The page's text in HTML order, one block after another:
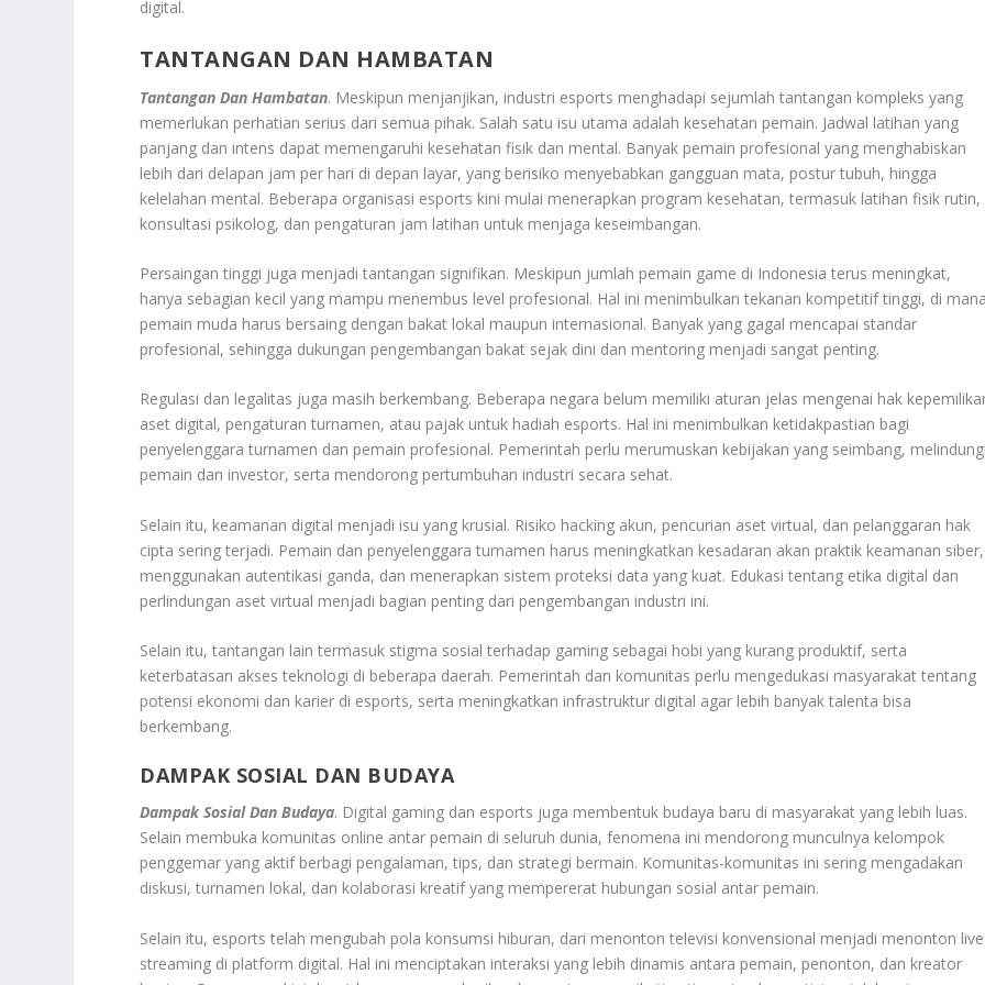
digital.
TANTANGAN DAN HAMBATAN
Tantangan Dan Hambatan. Meskipun menjanjikan, industri esports menghadapi sejumlah tantangan kompleks yang
memerlukan perhatian serius dari semua pihak. Salah satu isu utama adalah kesehatan pemain. Jadwal latihan yang
panjang dan intens dapat memengaruhi kesehatan fisik dan mental. Banyak pemain profesional yang menghabiskan
lebih dari delapan jam per hari di depan layar, yang berisiko menyebabkan gangguan mata, postur tubuh, hingga
kelelahan mental. Beberapa organisasi esports kini mulai menerapkan program kesehatan, termasuk latihan fisik rutin,
konsultasi psikolog, dan pengaturan jam latihan untuk menjaga keseimbangan.
Persaingan tinggi juga menjadi tantangan signifikan. Meskipun jumlah pemain game di Indonesia terus meningkat,
hanya sebagian kecil yang mampu menembus level profesional. Hal ini menimbulkan tekanan kompetitif tinggi, di mana
pemain muda harus bersaing dengan bakat lokal maupun internasional. Banyak yang gagal mencapai standar
profesional, sehingga dukungan pengembangan bakat sejak dini dan mentoring menjadi sangat penting.
Regulasi dan legalitas juga masih berkembang. Beberapa negara belum memiliki aturan jelas mengenai hak
aset digital, pengaturan turnamen, atau pajak untuk hadiah esports. Hal ini menimbulkan ketidakpastian bagi
penyelenggara turnamen dan pemain profesional. Pemerintah perlu merumuskan kebijakan yang seimbang, melindungi
pemain dan investor, serta mendorong pertumbuhan industri secara sehat.
Selain itu, keamanan digital menjadi isu yang krusial. Risiko hacking akun, pencurian aset virtual, dan pelanggaran hak
cipta sering terjadi. Pemain dan penyelenggara turnamen harus meningkatkan kesadaran akan praktik keamanan siber,
menggunakan autentikasi ganda, dan menerapkan sistem proteksi data yang kuat. Edukasi tentang etika digital dan
perlindungan aset virtual menjadi bagian penting dari pengembangan industri ini.
Selain itu, tantangan lain termasuk stigma sosial terhadap gaming sebagai hobi yang kurang produktif, serta
keterbatasan akses teknologi di beberapa daerah. Pemerintah dan komunitas perlu mengedukasi masyarakat tentang
potensi ekonomi dan karier di esports, serta meningkatkan infrastruktur digital agar lebih banyak talenta bisa
berkembang.
DAMPAK SOSIAL DAN BUDAYA
Dampak Sosial Dan Budaya. Digital gaming dan esports juga membentuk budaya baru di masyarakat yang lebih luas.
Selain membuka komunitas online antar pemain di seluruh dunia, fenomena ini mendorong munculnya kelompok
penggemar yang aktif berbagi pengalaman, tips, dan strategi bermain. Komunitas-komunitas ini sering mengadakan
diskusi, turnamen lokal, dan kolaborasi kreatif yang mempererat hubungan sosial antar pemain.
Selain itu, esports telah mengubah pola konsumsi hiburan, dari menonton televisi konvensional menjadi menonton live
streaming di platform digital. Hal ini menciptakan interaksi yang lebih dinamis antara pemain, penonton, dan kreator